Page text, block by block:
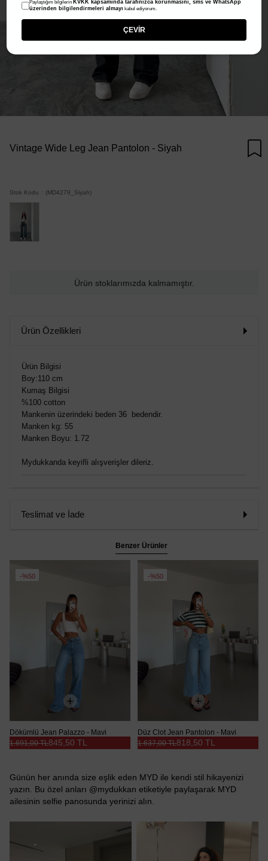
Vintage Wide Leg Jean Pantolon - Siyah
Stok Kodu (MD4279_Siyah)
Ürün stoklarımızda kalmamıştır.
Ürün Özellikleri
Ürün Bilgisi
Boy:110 cm
Kumaş Bilgisi
%100 cotton
Mankenin üzerindeki beden 36 bedendir.
Manken kg: 55
Manken Boyu: 1.72
Mydukkanda keyifli alışverişler dileriz.
Teslimat ve İade
Benzer Ürünler
%50
Dökümlü Jean Palazzo - Mavi
845,50 TL
1.691,00 TL
%50
Düz Clot Jean Pantolon - Mavi
818,50 TL
1.637,00 TL
Günün her anında size eşlik eden MYD ile kendi stil hikayenizi
yazın. Bu özel anları @mydukkan etiketiyle paylaşarak MYD
ailesinin selfie panosunda yerinizi alın.
Paylaştığım bilgilerin KVKK kapsamında tarafınızca korunmasını, sms ve WhatsApp
üzerinden bilgilendirmeleri almayı kabul ediyorum.
ÇEVİR